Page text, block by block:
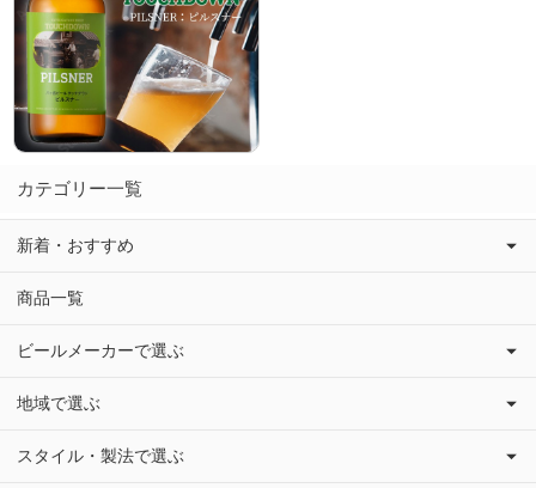
カテゴリー一覧
新着・おすすめ
商品一覧
ビールメーカーで選ぶ
地域で選ぶ
スタイル・製法で選ぶ